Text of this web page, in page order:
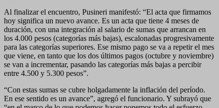
Al finalizar el encuentro, Pusineri manifestó: “El acta que firmamos
hoy significa un nuevo avance. Es un acta que tiene 4 meses de
duración, con una integración al salario de sumas que arrancan en
los 4.000 pesos (categorías más bajas), escalonadas progresivamente
para las categorías superiores. Ese mismo pago se va a repetir el mes
que viene, en tanto que los dos últimos pagos (octubre y noviembre)
se van a incrementar, pasando las categorías más bajas a percibir
entre 4.500 y 5.300 pesos”.
“Con estas sumas se cubre holgadamente la inflación del período.
En ese sentido es un avance”, agregó el funcionario. Y subrayó que